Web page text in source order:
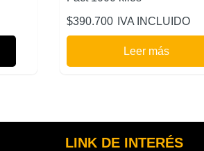
$390.700 IVA INCLUIDO
Leer más
LINK DE INTERÉS